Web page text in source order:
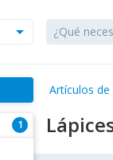
arrow_drop_down
Artículos de
1